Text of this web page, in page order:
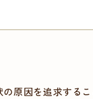
原因を追求するこ